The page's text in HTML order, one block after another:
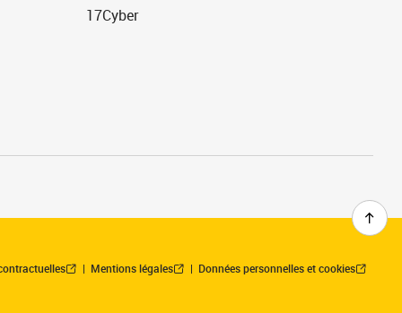
17Cyber
Mentions légales Données personnelles et cookies